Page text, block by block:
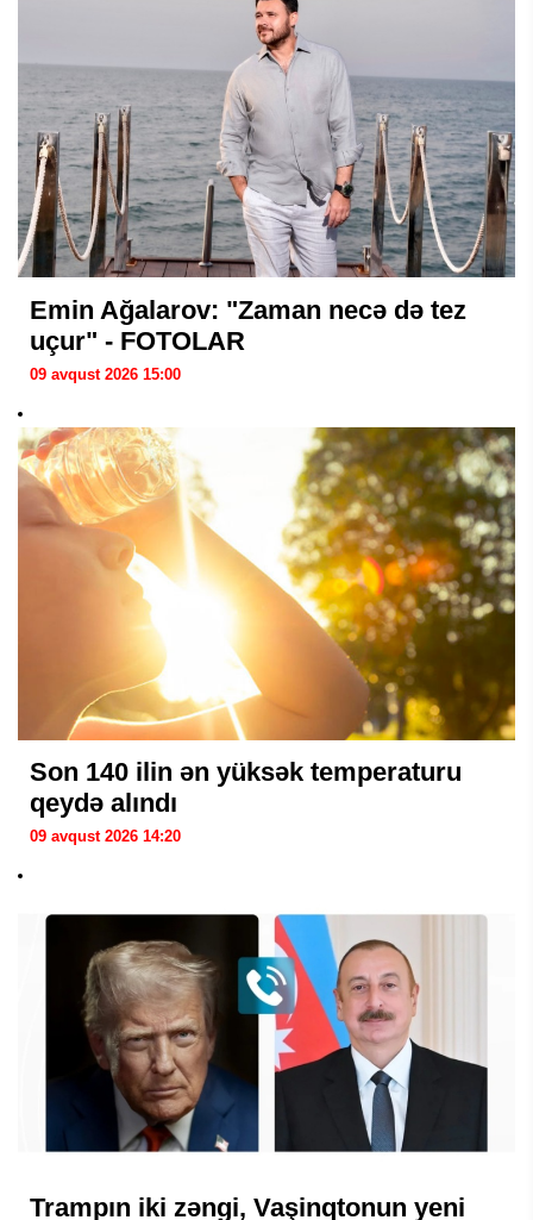
Emin Ağalarov: "Zaman necə də tez
uçur" - FOTOLAR
09 avqust 2026 15:00
Son 140 ilin ən yüksək temperaturu
qeydə alındı
09 avqust 2026 14:20
Trampın iki zəngi, Vaşinqtonun yeni